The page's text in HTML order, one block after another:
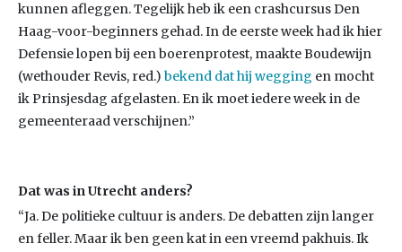
kunnen afleggen. Tegelijk heb ik een crashcursus Den
Haag-voor-beginners gehad. In de eerste week had ik hier
Defensie lopen bij een boerenprotest, maakte Boudewijn
(wethouder Revis, red.) bekend dat hij wegging en mocht
ik Prinsjesdag afgelasten. En ik moet iedere week in de
gemeenteraad verschijnen.”
Dat was in Utrecht anders?
“Ja. De politieke cultuur is anders. De debatten zijn langer
en feller. Maar ik ben geen kat in een vreemd pakhuis. Ik